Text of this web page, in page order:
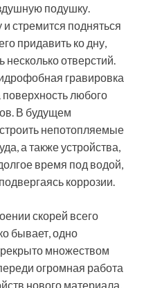
подушку.
стремится подняться
придавить ко дну,
несколько отверстий.
гравировка
любого
В будущем
непотопляемые
а также устройства,
время под водой,
коррозии.
скорей всего
бывает, одно
множеством
огромная работа
нового материала,